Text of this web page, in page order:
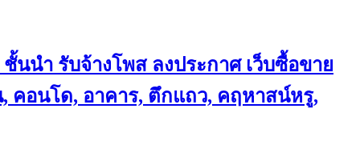
ชั้นนำ รับจ้างโพส ลงประกาศ เว็บซื้อขาย
คอนโด, อาคาร, ตึกแถว, คฤหาสน์หรู,